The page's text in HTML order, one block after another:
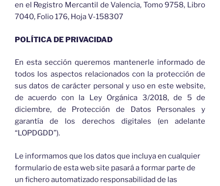
en el Registro Mercantil de Valencia, Tomo 9758, Libro
7040, Folio 176, Hoja V-158307
POLÍTICA DE PRIVACIDAD
En esta sección queremos mantenerle informado de
todos los aspectos relacionados con la protección de
sus datos de carácter personal y uso en este website,
de acuerdo con la Ley Orgánica 3/2018, de 5 de
diciembre, de Protección de Datos Personales y
garantía de los derechos digitales (en adelante
“LOPDGDD”).
Le informamos que los datos que incluya en cualquier
formulario de esta web site pasará a formar parte de
un fichero automatizado responsabilidad de las